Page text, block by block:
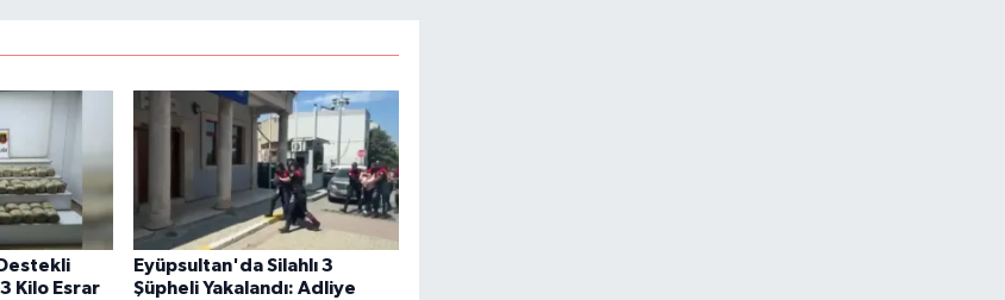
Kilo Esrar
Eyüpsultan'da Silahlı 3
Şüpheli Yakalandı: Adliye